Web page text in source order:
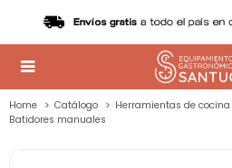

Home Catálogo Herramientas de cocina
Batidores manuales